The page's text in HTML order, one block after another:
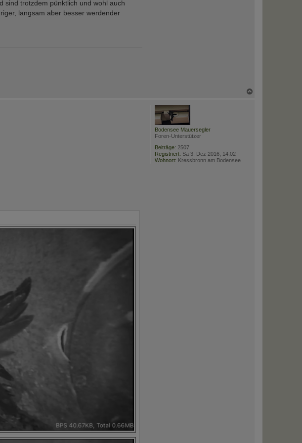
sind trotzdem pünktlich und wohl auch
langsam aber besser werdender
Bodensee Mauersegler
Foren-Unterstützer
Beiträge: 2507
Registriert: Sa 3. Dez 2016, 14:02
Wohnort: Kressbronn am Bodensee